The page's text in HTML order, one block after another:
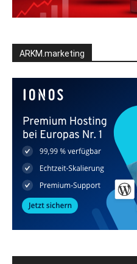
ARKM.marketing